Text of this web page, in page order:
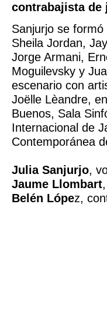
contrabajista de
Sanjurjo se
Sheila Jordan,
Jorge Armani,
Moguilevsky y
escenario con
Joëlle Lèandre,
Buenos, Sala
Internacional de
Contemporánea
Julia Sanjurjo,
Jaume Llombart
Belén López,